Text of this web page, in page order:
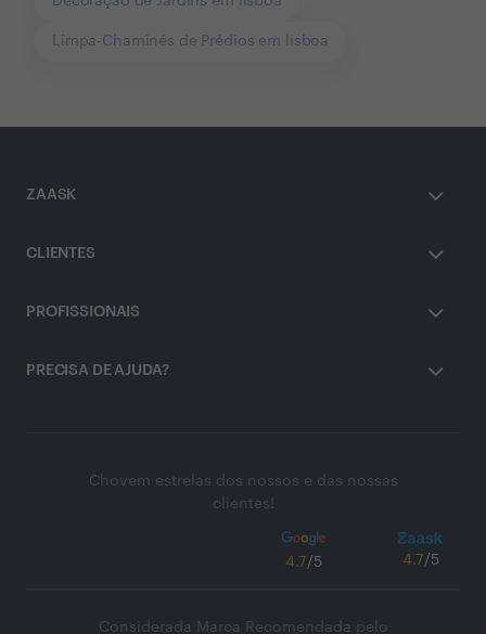
Limpa-Chaminés de Prédios em lisboa
ZAASK
CLIENTES
PROFISSIONAIS
PRECISA DE AJUDA?
Chovem estrelas dos nossos e das nossas
clientes!
4.7/5 4.7/5
Considerada Marca Recomendada pelo